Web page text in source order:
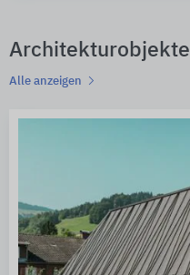
Architekturobjekte
Alle anzeigen